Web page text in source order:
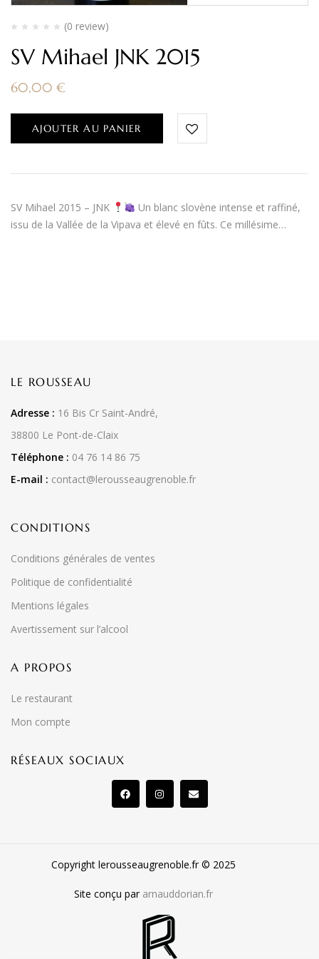
(0 review)
SV Mihael JNK 2015
60,00 €
AJOUTER AU PANIER
SV Mihael 2015 – JNK
Un blanc slovène intense et raffiné,
issu de la Vallée de la Vipava et élevé en fûts. Ce millésime…
LE ROUSSEAU
Adresse : 16 Bis Cr Saint-André,
38800 Le Pont-de-Claix
Téléphone : 04 76 14 86 75
E-mail : contact@lerousseaugrenoble.fr
CONDITIONS
Conditions générales de ventes
Politique de confidentialité
Mentions légales
Avertissement sur l’alcool
A PROPOS
Le restaurant
Mon compte
RÉSEAUX SOCIAUX
Copyright lerousseaugrenoble.fr © 2025
Site conçu par arnauddorian.fr